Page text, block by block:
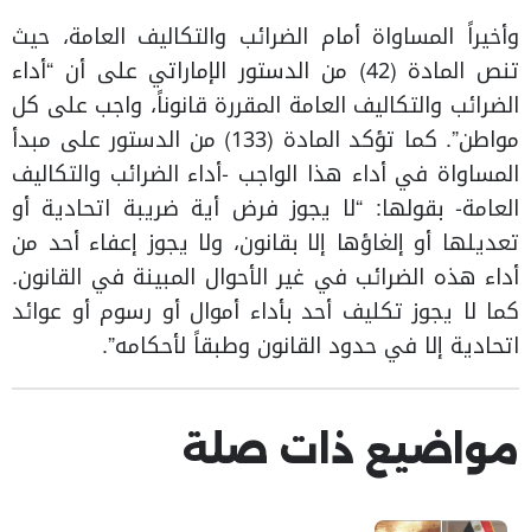
وأخيراً المساواة أمام الضرائب والتكاليف العامة، حيث
تنص المادة (42) من الدستور الإماراتي على أن “أداء
الضرائب والتكاليف العامة المقررة قانوناً، واجب على كل
مواطن”. كما تؤكد المادة (133) من الدستور على مبدأ
المساواة في أداء هذا الواجب -أداء الضرائب والتكاليف
العامة- بقولها: “لا يجوز فرض أية ضريبة اتحادية أو
تعديلها أو إلغاؤها إلا بقانون، ولا يجوز إعفاء أحد من
أداء هذه الضرائب في غير الأحوال المبينة في القانون.
كما لا يجوز تكليف أحد بأداء أموال أو رسوم أو عوائد
اتحادية إلا في حدود القانون وطبقاً لأحكامه”.
مواضيع ذات صلة